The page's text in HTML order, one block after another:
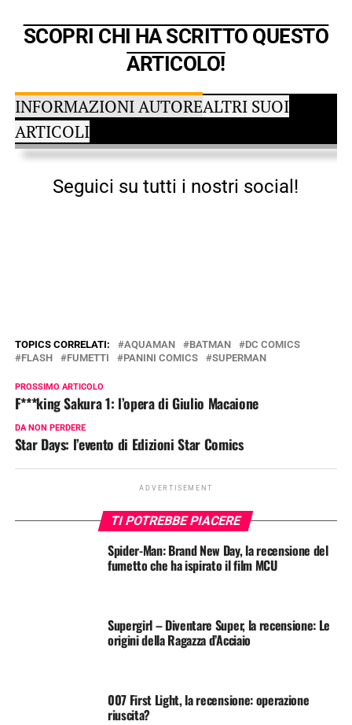
SCOPRI CHI HA SCRITTO QUESTO
ARTICOLO!
INFORMAZIONI AUTOREALTRI SUOI
ARTICOLI
Seguici su tutti i nostri social!
TOPICS CORRELATI: AQUAMAN BATMAN
DC COMICS
FLASH
FUMETTI PANINI COMICS SUPERMAN
PROSSIMO ARTICOLO
F***king Sakura 1: l’opera di Giulio Macaione
DA NON PERDERE
Star Days: l’evento di Edizioni Star Comics
ADVERTISEMENT
TI POTREBBE PIACERE
Spider-Man: Brand New Day, la recensione del
fumetto che ha ispirato il film MCU
Supergirl – Diventare Super, la recensione: Le
origini della Ragazza d’Acciaio
007 First Light, la recensione: operazione
riuscita?